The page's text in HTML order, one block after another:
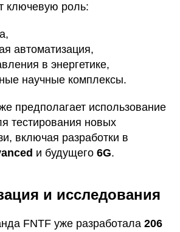
ключевую роль:
автоматизация,
в энергетике,
научные комплексы.
предполагает использование
тестирования новых
включая разработки в
и будущего 6G.
и исследования
FNTF уже разработала 206